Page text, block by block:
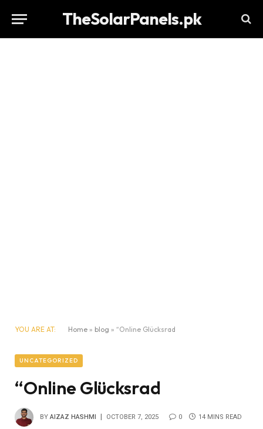
TheSolarPanels.pk
YOU ARE AT: Home » blog » “Online Glücksrad
UNCATEGORIZED
“Online Glücksrad
BY AIZAZ HASHMI OCTOBER 7, 2025 0 14 MINS READ